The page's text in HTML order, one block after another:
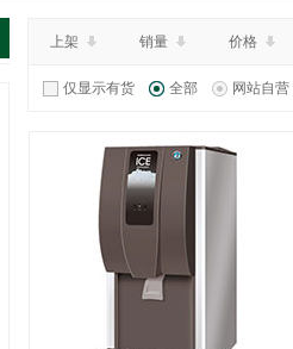
上架 销量 价格
仅显示有货 全部 网站自营